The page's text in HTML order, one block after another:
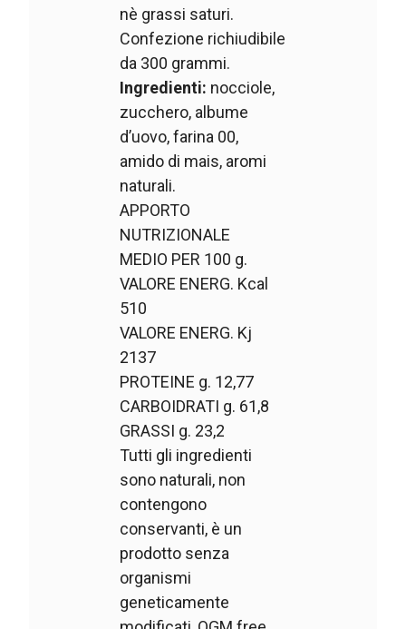
nè grassi saturi.
Confezione richiudibile
da 300 grammi.
Ingredienti: nocciole,
zucchero, albume
d’uovo, farina 00,
amido di mais, aromi
naturali.
APPORTO
NUTRIZIONALE
MEDIO PER 100 g.
VALORE ENERG. Kcal
510
VALORE ENERG. Kj
2137
PROTEINE g. 12,77
CARBOIDRATI g. 61,8
GRASSI g. 23,2
Tutti gli ingredienti
sono naturali, non
contengono
conservanti, è un
prodotto senza
organismi
geneticamente